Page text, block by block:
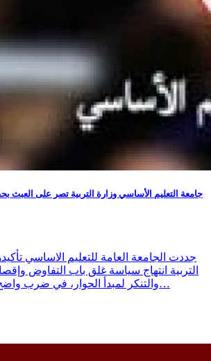
جامعة التعليم الأساسي وزارة التربية تصر على العبث
جددت الجامعة العامة للتعليم الاساسي
التربية انتهاج سياسة غلق باب التفاوض
والتنكر لمبدأ الحوار، في ضرب واضح للحق الدستوري في…